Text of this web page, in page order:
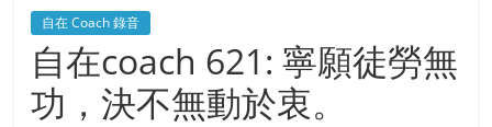
自在 Coach 錄音
自在coach 621: 寧願徒勞無
功，決不無動於衷。